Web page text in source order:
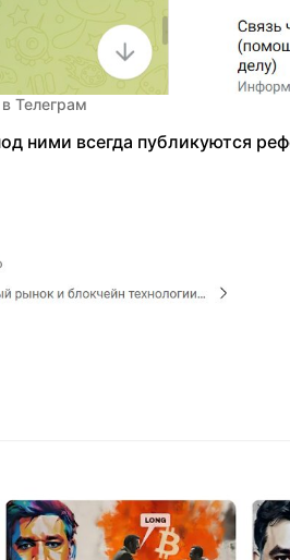
Телеграм
ними всегда публикуются